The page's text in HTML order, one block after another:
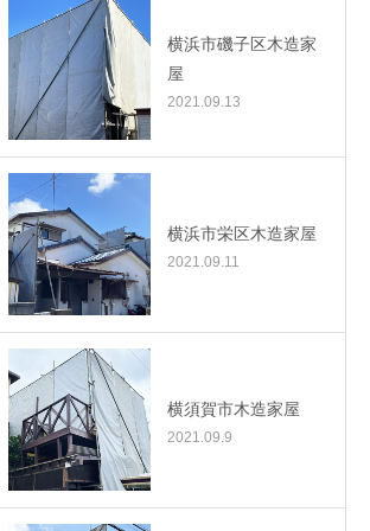
横浜市磯子区木造家
屋
2021.09.13
横浜市栄区木造家屋
2021.09.11
横須賀市木造家屋
2021.09.9